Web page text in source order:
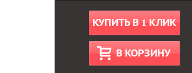
КУПИТЬ В 1 КЛИК
В КОРЗИНУ